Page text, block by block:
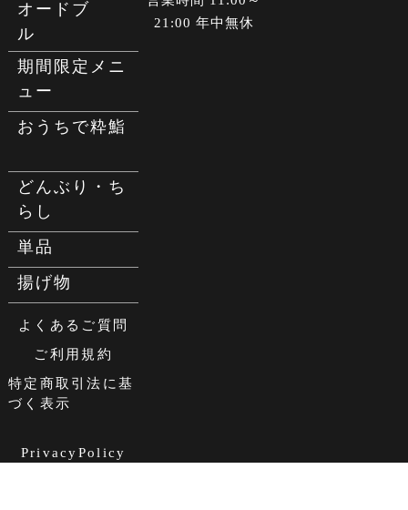
オードブ
ル
期間限定メニ
ュー
おうちで粋鮨
どんぶり・ち
らし
単品
揚げ物
よくあるご質問
ご利用規約
特定商取引法に基
づく表示
PrivacyPolicy
21:00 年中無休